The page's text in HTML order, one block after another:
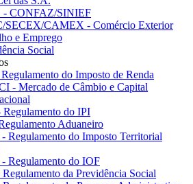
- CONFAZ/SINIEF
SECEX/CAMEX - Comércio Exterior
e Emprego
Social
do Imposto de Renda
- Mercado de Câmbio e Capital
do IPI
Aduaneiro
Regulamento do Imposto Territorial
Regulamento do IOF
Regulamento da Previdência Social